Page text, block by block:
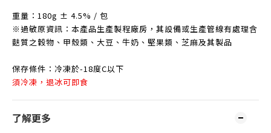
重量：180g ± 4.5% / 包
※過敏原資訊：本產品生產製程廠房，其設備或生產管線有處理含
麩質之穀物、甲殼類、大豆、牛奶、堅果類、芝麻及其製品
保存條件：冷凍於-18度C以下
須冷凍，退冰可即食
了解更多